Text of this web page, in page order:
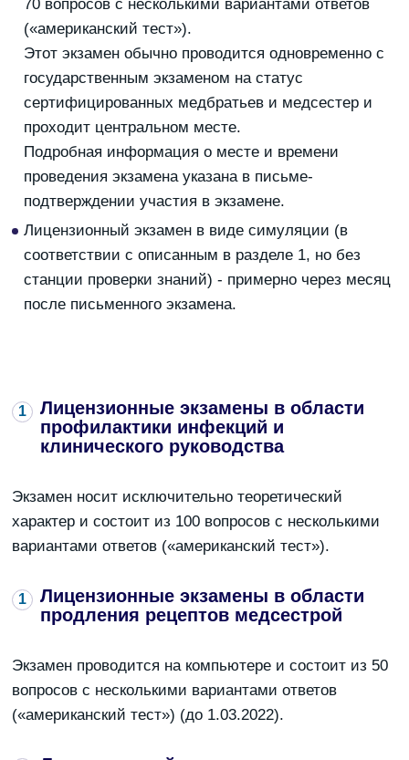
70 вопросов с несколькими вариантами ответов
(«американский тест»).
Этот экзамен обычно проводится одновременно с
государственным экзаменом на статус
сертифицированных медбратьев и медсестер и
проходит центральном месте.
Подробная информация о месте и времени
проведения экзамена указана в письме-
подтверждении участия в экзамене.
Лицензионный экзамен в виде симуляции (в
соответствии с описанным в разделе 1, но без
станции проверки знаний) - примерно через месяц
после письменного экзамена.
Лицензионные экзамены в области
профилактики инфекций и
клинического руководства
Экзамен носит исключительно теоретический
характер и состоит из 100 вопросов с несколькими
вариантами ответов («американский тест»).
Лицензионные экзамены в области
продления рецептов медсестрой
Экзамен проводится на компьютере и состоит из 50
вопросов с несколькими вариантами ответов
(«американский тест») (до 1.03.2022).